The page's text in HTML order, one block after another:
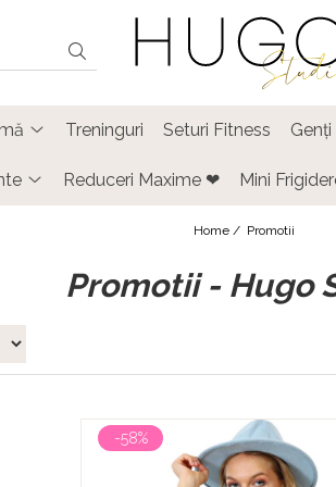
Treninguri Seturi Fitness Genți
Reduceri Maxime ❤ Mini
Home / Promotii
Promotii - Hugo
-58%